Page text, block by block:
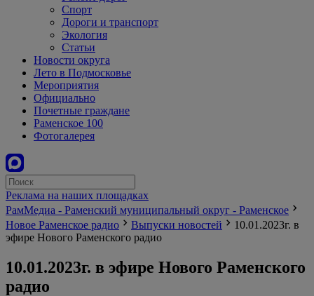
Спорт
Дороги и транспорт
Экология
Статьи
Новости округа
Лето в Подмосковье
Мероприятия
Официально
Почетные граждане
Раменское 100
Фотогалерея
Реклама на наших площадках
РамМедиа - Раменский муниципальный округ - Раменское
Новое Раменское радио
Выпуски новостей
10.01.2023г. в
эфире Нового Раменского радио
10.01.2023г. в эфире Нового Раменского
радио